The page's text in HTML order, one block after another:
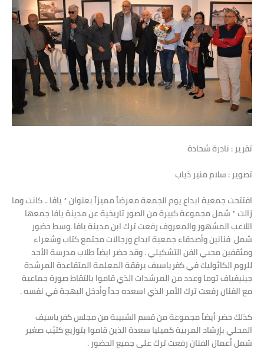
تقرير : نادرة شحادة
تصوير : سلام منير ذياب
افتتحت جمعية ابداع يوم الجمعة معرضاً مميزاً بعنوان ” يافا .. كانت وما
زالت ” شمل مجموعة كبيرة من الصور تاريخية عن مدينة يافا جمعها
اللاعب المشهور والمعروف رفعت ترك ابن مدينة يافا .وسط حضور
شمل فنانين وأصدقاء جمعية ابداع ورجالات مجتمع كتاب وشعراء
ومثقفين محبي الفن التشكيلي . وقد حضر ايضاً طلاب مدرسة الأحد
للروم الكاثوليك في كفرياسيف برفقة المعلمة المتقاعدة المرشدة
جينيفياف توما وعدد من المرشدات الذي قاموا بالتقاط صورة جماعية
مع الفنان رفعت ترك الأمر الذي اسعده جداً وأدخل البهجة في نفسه .
كذلك حضر أيضاً مجموعة من قسم الشبيبة من مجلس كفرياسيف
المحلي بإرشاد المربية كميليا سعدة الذين قاموا بتوزيع كتيّب صغير
شمل أعمال الفنان رفعت ترك على جميع الحضور .